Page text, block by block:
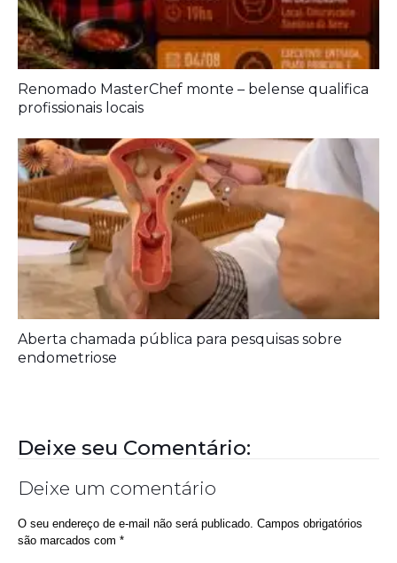
Renomado MasterChef monte – belense qualifica
profissionais locais
Aberta chamada pública para pesquisas sobre
endometriose
Deixe seu Comentário:
Deixe um comentário
O seu endereço de e-mail não será publicado. Campos obrigatórios
são marcados com *